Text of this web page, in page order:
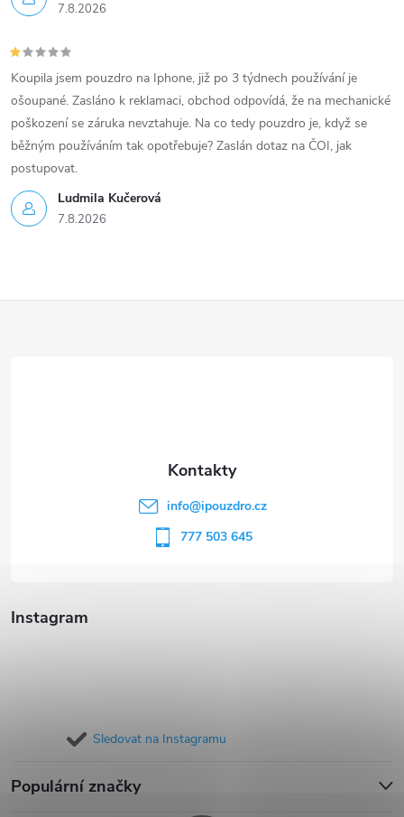
7.8.2026
Ludmila Kučerová
7.8.2026
Koupila jsem pouzdro na Iphone, již po 3 týdnech používání je
ošoupané. Zasláno k reklamaci, obchod odpovídá, že na mechanické
poškození se záruka nevztahuje. Na co tedy pouzdro je, když se
běžným používáním tak opotřebuje? Zaslán dotaz na ČOI, jak
postupovat.
Instagram
Sledovat na Instagramu
Populární značky
info@ipouzdro.cz
777 503 645